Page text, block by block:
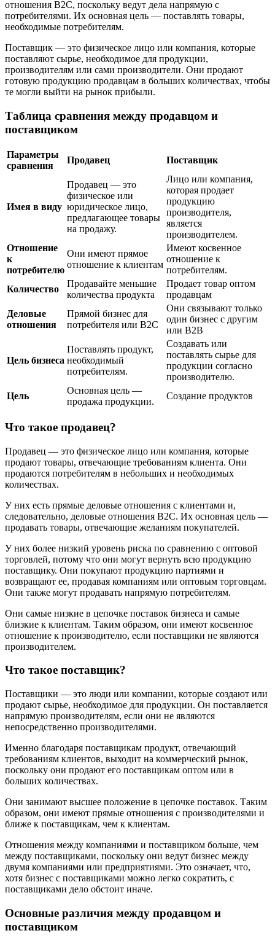
отношения B2C, поскольку ведут дела напрямую с
потребителями. Их основная цель — поставлять товары,
необходимые потребителям.
Поставщик — это физическое лицо или компания, которые
поставляют сырье, необходимое для продукции,
производителям или сами производители. Они продают
готовую продукцию продавцам в больших количествах, чтобы
те могли выйти на рынок прибыли.
Таблица сравнения между продавцом и
поставщиком
Параметры
сравнения
Продавец Поставщик
Имея в виду
Продавец — это
физическое или
юридическое лицо,
предлагающее товары
на продажу.
Лицо или компания,
которая продает
продукцию
производителя,
является
производителем.
Отношение
к
потребителю
Они имеют прямое
отношение к клиентам
Имеют косвенное
отношение к
потребителям.
Количество
Продавайте меньшие
количества продукта
Продает товар оптом
продавцам
Деловые
отношения
Прямой бизнес для
потребителя или B2C
Они связывают только
один бизнес с другим
или B2B
Цель бизнеса
Поставлять продукт,
необходимый
потребителям.
Создавать или
поставлять сырье для
продукции согласно
производителю.
Цель
Основная цель —
продажа продукции.
Создание продуктов
Что такое продавец?
Продавец — это физическое лицо или компания, которые
продают товары, отвечающие требованиям клиента. Они
продаются потребителям в небольших и необходимых
количествах.
У них есть прямые деловые отношения с клиентами и,
следовательно, деловые отношения B2C. Их основная цель —
продавать товары, отвечающие желаниям покупателей.
У них более низкий уровень риска по сравнению с оптовой
торговлей, потому что они могут вернуть всю продукцию
поставщику. Они покупают продукцию партиями и
возвращают ее, продавая компаниям или оптовым торговцам.
Они также могут продавать напрямую потребителям.
Они самые низкие в цепочке поставок бизнеса и самые
близкие к клиентам. Таким образом, они имеют косвенное
отношение к производителю, если поставщики не являются
производителем.
Что такое поставщик?
Поставщики — это люди или компании, которые создают или
продают сырье, необходимое для продукции. Он поставляется
напрямую производителям, если они не являются
непосредственно производителями.
Именно благодаря поставщикам продукт, отвечающий
требованиям клиентов, выходит на коммерческий рынок,
поскольку они продают его поставщикам оптом или в
больших количествах.
Они занимают высшее положение в цепочке поставок. Таким
образом, они имеют прямые отношения с производителями и
ближе к поставщикам, чем к клиентам.
Отношения между компаниями и поставщиком больше, чем
между поставщиками, поскольку они ведут бизнес между
двумя компаниями или предприятиями. Это означает, что,
хотя бизнес с поставщиками можно легко сократить, с
поставщиками дело обстоит иначе.
Основные различия между продавцом и
поставщиком